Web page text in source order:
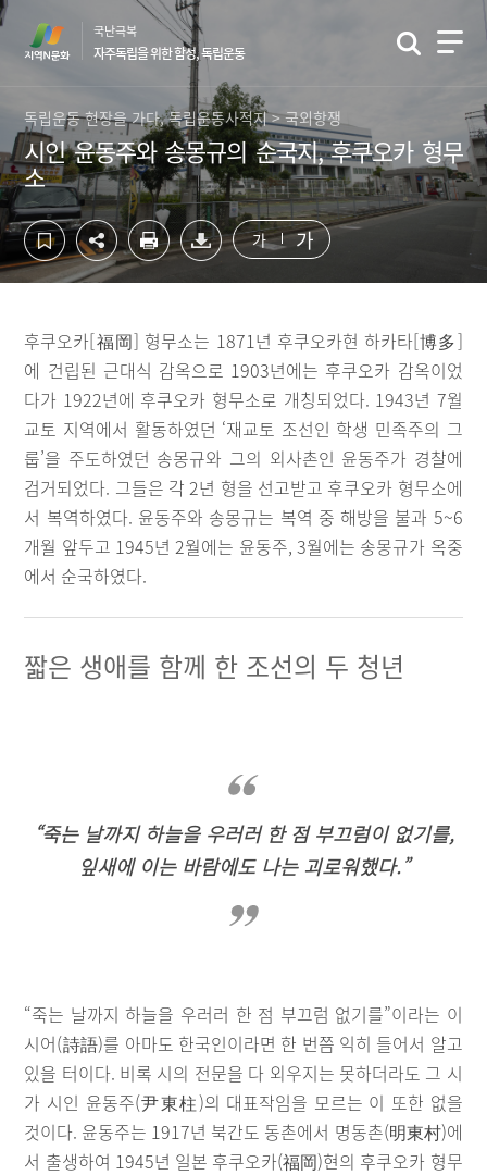
컨
바
로
가
기
하
로
가
기
국난극복
자주독립을 위한 함성, 독립운동
독립운동 현장을 가다, 독립운동사적지 > 국외항쟁
시인 윤동주와 송몽규의 순국지, 후쿠오카 형무
소
가 가
후쿠오카[福岡] 형무소는 1871년 후쿠오카현 하카타[博多]
에 건립된 근대식 감옥으로 1903년에는 후쿠오카 감옥이었
다가 1922년에 후쿠오카 형무소로 개칭되었다. 1943년 7월
교토 지역에서 활동하였던 ‘재교토 조선인 학생 민족주의 그
룹’을 주도하였던 송몽규와 그의 외사촌인 윤동주가 경찰에
검거되었다. 그들은 각 2년 형을 선고받고 후쿠오카 형무소에
서 복역하였다. 윤동주와 송몽규는 복역 중 해방을 불과 5~6
개월 앞두고 1945년 2월에는 윤동주, 3월에는 송몽규가 옥중
에서 순국하였다.
짧은 생애를 함께 한 조선의 두 청년
“죽는 날까지 하늘을 우러러 한 점 부끄럼이 없기를,
잎새에 이는 바람에도 나는 괴로워했다.”
“죽는 날까지 하늘을 우러러 한 점 부끄럼 없기를”이라는 이
시어(詩語)를 아마도 한국인이라면 한 번쯤 익히 들어서 알고
있을 터이다. 비록 시의 전문을 다 외우지는 못하더라도 그 시
가 시인 윤동주(尹東柱)의 대표작임을 모르는 이 또한 없을
것이다. 윤동주는 1917년 북간도 동촌에서 명동촌(明東村)에
서 출생하여 1945년 일본 후쿠오카(福岡)현의 후쿠오카 형무